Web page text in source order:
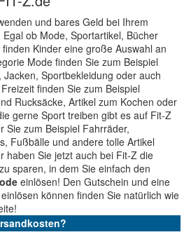
und bares Geld bei Ihrem
ob Mode, Sportartikel, Bücher
finden Kinder eine große Auswahl an
Mode finden Sie zum Beispiel
Sportbekleidung oder auch
finden Sie zum Beispiel
Rucksäcke, Artikel zum Kochen oder
gerne Sport treiben gibt es auf Fit-Z
Sie zum Beispiel Fahrräder,
Fußbälle und andere tolle Artikel
haben Sie jetzt auch bei Fit-Z die
sparen, in dem Sie einfach den
einlösen! Den Gutschein und eine
können finden Sie natürlich wie